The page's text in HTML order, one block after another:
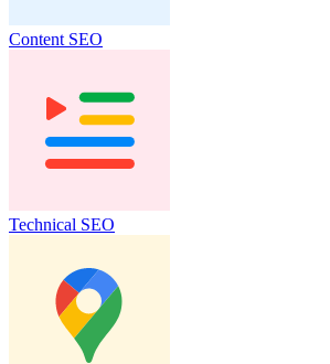
Content SEO
Technical SEO